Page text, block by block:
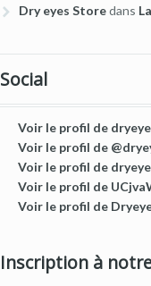
Dry eyes Storedans
Social
Voir le profil de
Voir le profil de
Voir le profil de
Voir le profil de
Voir le profil de
Inscription à